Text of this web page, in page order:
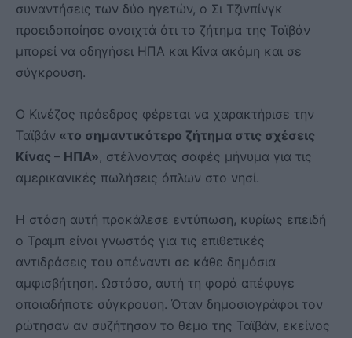
συναντήσεις των δύο ηγετών, ο Σι Τζινπίνγκ
προειδοποίησε ανοιχτά ότι το ζήτημα της Ταϊβάν
μπορεί να οδηγήσει ΗΠΑ και Κίνα ακόμη και σε
σύγκρουση.
Ο Κινέζος πρόεδρος φέρεται να χαρακτήρισε την
Ταϊβάν «το σημαντικότερο ζήτημα στις σχέσεις
Κίνας – ΗΠΑ», στέλνοντας σαφές μήνυμα για τις
αμερικανικές πωλήσεις όπλων στο νησί.
Η στάση αυτή προκάλεσε εντύπωση, κυρίως επειδή
ο Τραμπ είναι γνωστός για τις επιθετικές
αντιδράσεις του απέναντι σε κάθε δημόσια
αμφισβήτηση. Ωστόσο, αυτή τη φορά απέφυγε
οποιαδήποτε σύγκρουση. Όταν δημοσιογράφοι τον
ρώτησαν αν συζήτησαν το θέμα της Ταϊβάν, εκείνος